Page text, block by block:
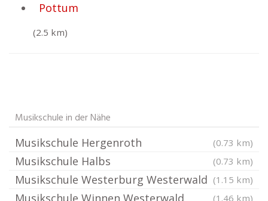
Pottum
(2.5 km)
Musikschule in der Nähe
Musikschule Hergenroth (0.73 km)
Musikschule Halbs (0.73 km)
Musikschule Westerburg Westerwald (1.15 km)
Musikschule Winnen Westerwald (1.46 km)